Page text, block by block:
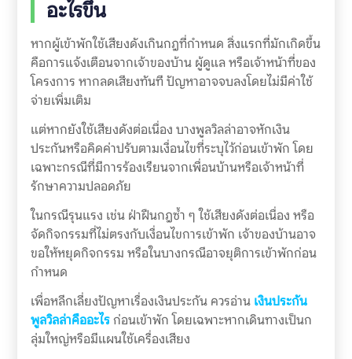
อะไรขึ้น
หากผู้เข้าพักใช้เสียงดังเกินกฎที่กำหนด สิ่งแรกที่มักเกิดขึ้น
คือการแจ้งเตือนจากเจ้าของบ้าน ผู้ดูแล หรือเจ้าหน้าที่ของ
โครงการ หากลดเสียงทันที ปัญหาอาจจบลงโดยไม่มีค่าใช้
จ่ายเพิ่มเติม
แต่หากยังใช้เสียงดังต่อเนื่อง บางพูลวิลล่าอาจหักเงิน
ประกันหรือคิดค่าปรับตามเงื่อนไขที่ระบุไว้ก่อนเข้าพัก โดย
เฉพาะกรณีที่มีการร้องเรียนจากเพื่อนบ้านหรือเจ้าหน้าที่
รักษาความปลอดภัย
ในกรณีรุนแรง เช่น ฝ่าฝืนกฎซ้ำ ๆ ใช้เสียงดังต่อเนื่อง หรือ
จัดกิจกรรมที่ไม่ตรงกับเงื่อนไขการเข้าพัก เจ้าของบ้านอาจ
ขอให้หยุดกิจกรรม หรือในบางกรณีอาจยุติการเข้าพักก่อน
กำหนด
เพื่อหลีกเลี่ยงปัญหาเรื่องเงินประกัน ควรอ่าน เงินประกัน
พูลวิลล่าคืออะไรก่อนเข้าพัก โดยเฉพาะหากเดินทางเป็นก
ลุ่มใหญ่หรือมีแผนใช้เครื่องเสียง